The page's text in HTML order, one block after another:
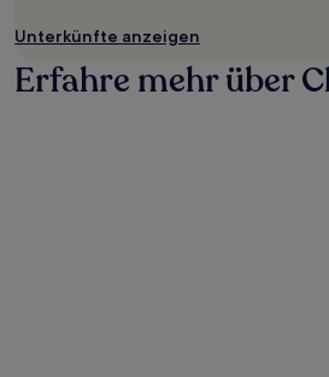
Unterkünfte anzeigen
Erfahre mehr über